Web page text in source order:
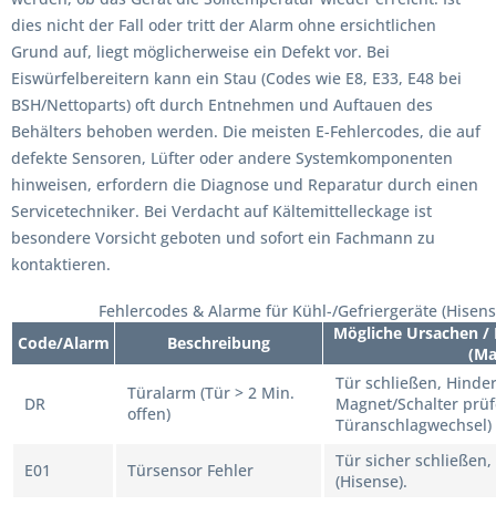
dies nicht der Fall oder tritt der Alarm ohne ersichtlichen
Grund auf, liegt möglicherweise ein Defekt vor. Bei
Eiswürfelbereitern kann ein Stau (Codes wie E8, E33, E48 bei
BSH/Nettoparts) oft durch Entnehmen und Auftauen des
Behälters behoben werden. Die meisten E-Fehlercodes, die auf
defekte Sensoren, Lüfter oder andere Systemkomponenten
hinweisen, erfordern die Diagnose und Reparatur durch einen
Servicetechniker. Bei Verdacht auf Kältemittelleckage ist
besondere Vorsicht geboten und sofort ein Fachmann zu
kontaktieren.
Fehlercodes & Alarme für Kühl-/Gefriergeräte
Code/Alarm
Beschreibung
Mögliche Ursachen
DR
Türalarm (Tür > 2 Min.
offen)
Tür schließen,
Magnet/Schalter
Türanschlagwechsel)
E01 Türsensor Fehler
Tür sicher
(Hisense).